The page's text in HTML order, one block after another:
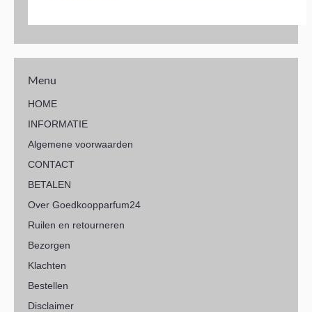
Menu
HOME
INFORMATIE
Algemene voorwaarden
CONTACT
BETALEN
Over Goedkoopparfum24
Ruilen en retourneren
Bezorgen
Klachten
Bestellen
Disclaimer